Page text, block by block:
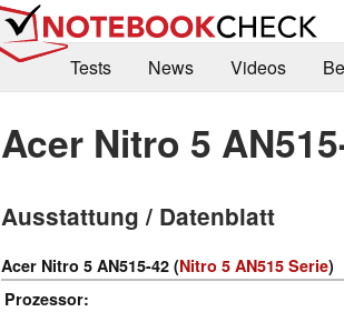
Tests
News Videos
Acer Nitro 5
Ausstattung / Datenblatt
Acer Nitro 5 AN515-42 (Nitro 5 AN515 Serie)
Prozessor